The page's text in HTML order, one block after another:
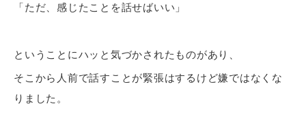
「ただ、感じたことを話せばいい」
ということにハッと気づかされたものがあり、
そこから人前で話すことが緊張はするけど嫌ではなくな
りました。